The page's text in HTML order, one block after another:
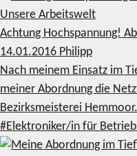
Unsere Arbeitswelt
Achtung Hochspannung!
14.01.2016 Philipp
Nach meinem Einsatz im
meiner Abordnung die
Bezirksmeisterei
#Elektroniker/in für